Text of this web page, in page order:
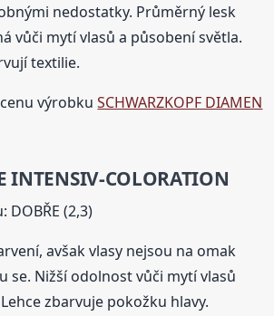
nedostatky. Průměrný lesk
vůči mytí vlasů a působení světla.
textilie.
výrobkuSCHWARZKOPF DIAMEN
INTENSIV-COLORATION
DOBŘE (2,3)
avšak vlasy nejsou na omak
se. Nižší odolnost vůči mytí vlasů
zbarvuje pokožku hlavy.